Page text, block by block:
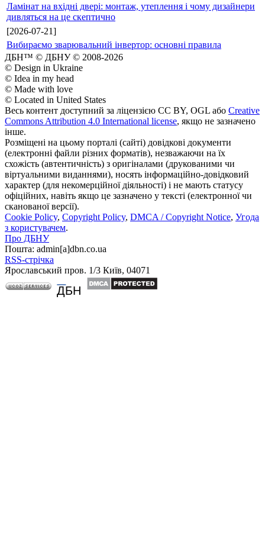
Ламінат на вхідні двері: монтаж, утеплення і чому дизайнери
дивляться на це скептично
[2026-07-21]
Вибираємо зварювальний інвертор: основні правила
ДБН™ © ДБНУ © 2008-2026
© Design in Ukraine
© Idea in my head
© Made with love
© Located in United States
Весь контент доступний за ліцензією CC BY, OGL або Creative
Commons Attribution 4.0 International license, якщо не зазначено
інше.
Розміщені на цьому порталі (сайті) довідкові документи
(електронні файли різних форматів), незважаючи на їх
схожість (автентичність) з оригіналами (друкованими чи
віртуальними виданнями), носять інформаційно-довідковий
характер (для некомерційної діяльності) і не мають статусу
офіційних, навіть якщо це зазначено у тексті (електронної чи
сканованої версії).
Cookie Policy, Copyright Policy, DMCA / Copyright Notice, Угода
з користувачем.
Про ДБНУ
Пошта: admin[а]dbn.co.ua
RSS-стрічка
Ярославський пров. 1/3 Київ, 04071